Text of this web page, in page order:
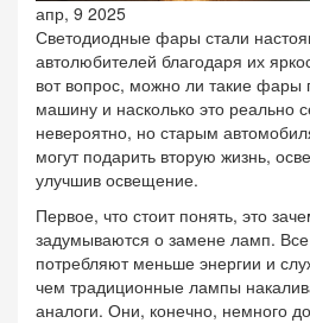
апр, 9 2025
Светодиодные фары стали
автолюбителей благодаря их
вот вопрос, можно ли такие фары
машину и насколько это реально
невероятно, но старым
могут подарить вторую жизнь,
улучшив освещение.
Первое, что стоит понять, это
задумываются о замене ламп.
потребляют меньше энергии и
чем традиционные лампы
аналоги. Они, конечно, немного